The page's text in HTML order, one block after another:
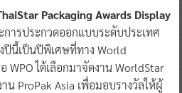
Packaging Awards Display
รประกวดออกแบบระดับประเทศ
นี้เป็นปีพิเศษที่ทาง World
WPO ได้เลือกมาจัดงาน WorldStar
น ProPak Asia เพื่อมอบรางวัลให้ผู้